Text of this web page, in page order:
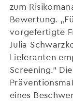
zum
Bewertung.
vorgefertigte
Julia
Lieferanten
Screening.“
eines